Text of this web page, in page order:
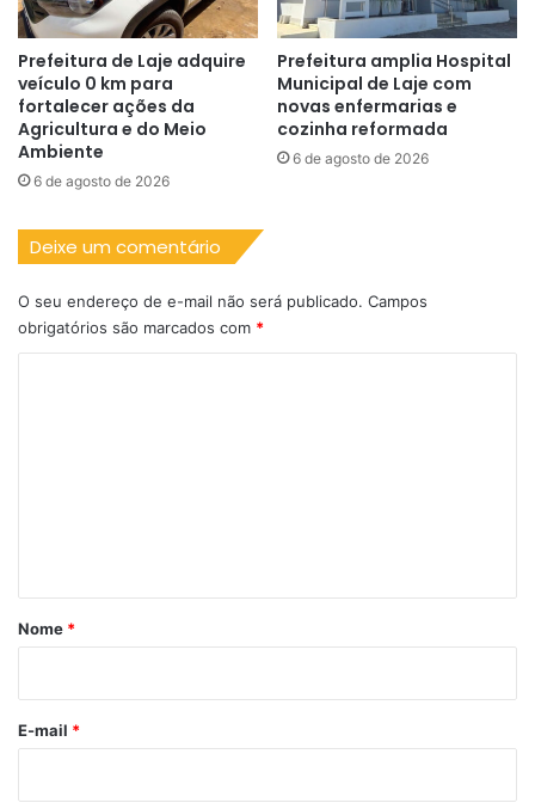
Prefeitura de Laje adquire
veículo 0 km para
fortalecer ações da
Agricultura e do Meio
Ambiente
6 de agosto de 2026
Prefeitura amplia Hospital
Municipal de Laje com
novas enfermarias e
cozinha reformada
6 de agosto de 2026
Deixe um comentário
O seu endereço de e-mail não será publicado. Campos
obrigatórios são marcados com *
r
*
Nome *
E-mail *